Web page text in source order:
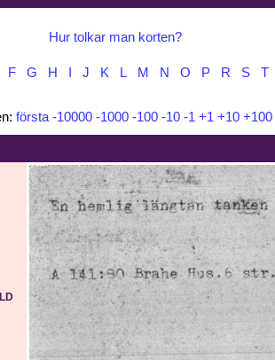
Hur tolkar man korten?
F G H J K L M N O P R S T
första -10000 -1000 -100 -10 -1 +1 +10 +100